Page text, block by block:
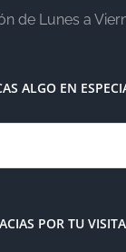
de Lunes a
ALGO EN
POR TU VISITA